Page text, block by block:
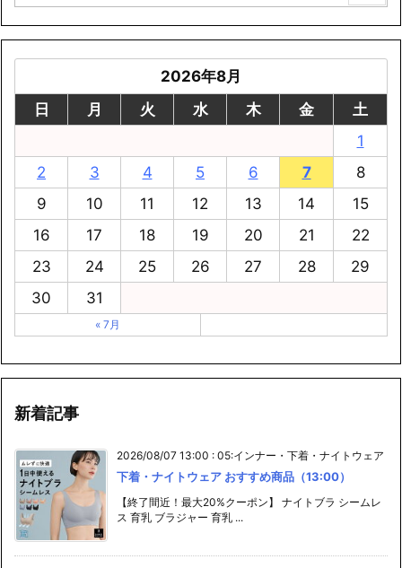
2026年8月
日
月 火 水 木 金
土
1
2
3 4 5 6 7
8
9
10 11 12 13 14
15
16
17 18 19 20 21
22
23
24 25 26 27 28
29
30
31
« 7月
新着記事
2026/08/07 13:00 : 05:インナー・下着・ナイトウェア
下着・ナイトウェア おすすめ商品（13:00）
【終了間近！最大20%クーポン】 ナイトブラ シームレ
ス 育乳 ブラジャー 育乳 ...